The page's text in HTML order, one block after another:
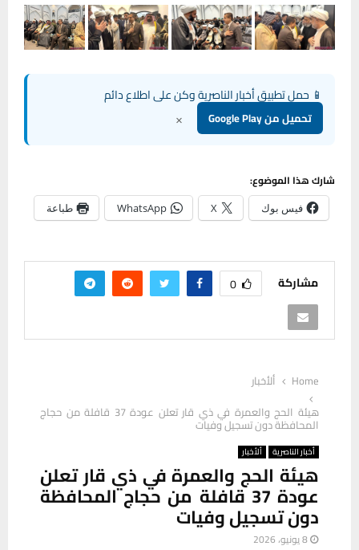
📱 حمل تطبيق أخبار الناصرية وكن على اطلاع دائم
تحميل من Google Play ×
شارك هذا الموضوع:
فيس بوك X
WhatsApp طباعة
مشاركة 0
Home
ألأخبار
هيئة الحج والعمرة في ذي قار تعلن عودة 37 قافلة من حجاج
المحافظة دون تسجيل وفيات
أخبار الناصرية ألأخبار
هيئة الحج والعمرة في ذي قار تعلن
عودة 37 قافلة من حجاج المحافظة
دون تسجيل وفيات
8 يونيو، 2026